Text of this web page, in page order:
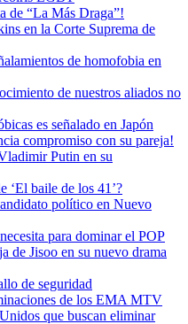
de “La Más Draga”!
en la Corte Suprema de
de homofobia en
de nuestros aliados no
es señalado en Japón
compromiso con su pareja!
Putin en su
‘El baile de los 41’?
político en Nuevo
para dominar el POP
de Jisoo en su nuevo drama
de seguridad
de los EMA MTV
que buscan eliminar